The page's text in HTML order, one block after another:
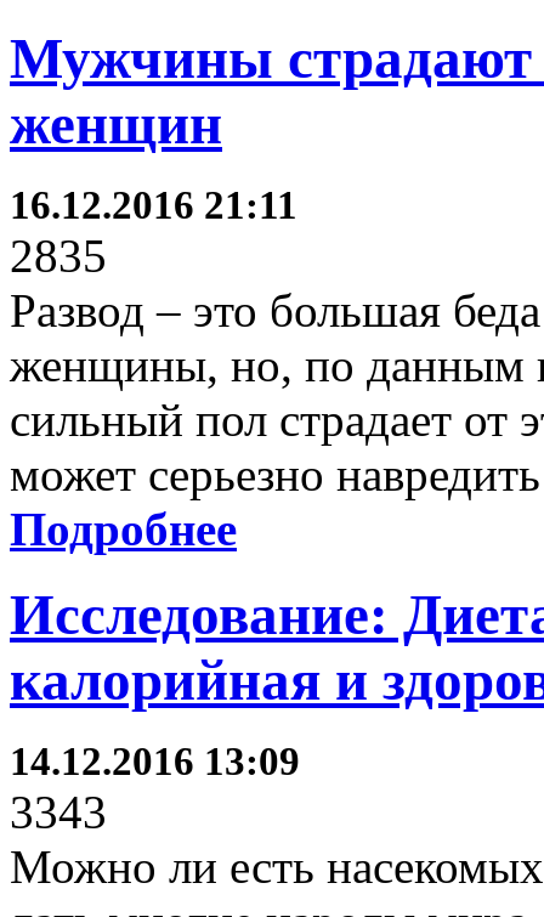
Мужчины страдают
женщин
16.12.2016 21:11
2835
Развод – это большая
женщины, но, по данным
сильный пол страдает от
может серьезно
Подробнее
Исследование:
калорийная и
14.12.2016 13:09
3343
Можно ли есть